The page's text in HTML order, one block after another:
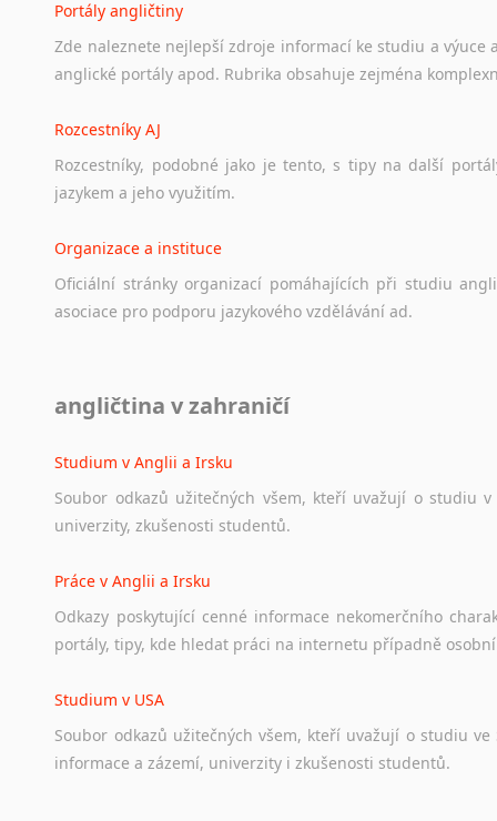
Portály angličtiny
Zde naleznete nejlepší zdroje informací ke studiu a výuce
anglické portály apod. Rubrika obsahuje zejména
Rozcestníky AJ
Rozcestníky, podobné jako je tento, s tipy na další
jazykem a jeho využitím.
Organizace a instituce
Oficiální stránky organizací pomáhajících při studiu
asociace pro podporu jazykového vzdělávání ad.
Ať už se jedná o česká diskusní
angličtina v zahraničí
Studium v Anglii a Irsku
Soubor odkazů užitečných všem, kteří uvažují o studiu v
univerzity, zkušenosti studentů.
Práce v Anglii a Irsku
Odkazy poskytující cenné informace nekomerčního
portály, tipy, kde hledat práci na internetu případně osobní
Studium v USA
Soubor odkazů užitečných všem, kteří uvažují o studiu ve
informace a zázemí, univerzity i zkušenosti studentů.